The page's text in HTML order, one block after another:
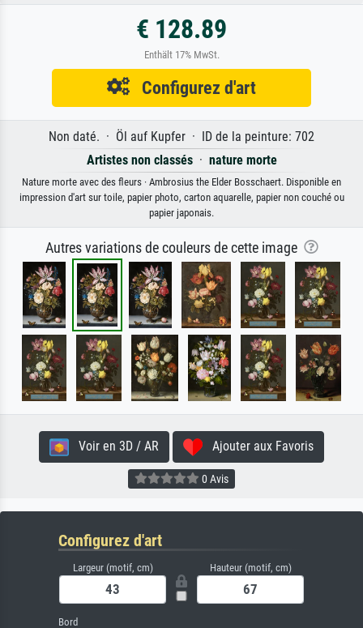
€ 128.89
Enthält 17% MwSt.
Configurez d'art
Non daté. · Öl auf Kupfer · ID de la peinture: 702
Artistes non classés· nature morte
Nature morte avec des fleurs · Ambrosius the Elder Bosschaert. Disponible en
impression d'art sur toile, papier photo, carton aquarelle, papier non couché ou
papier japonais.
Autres variations de couleurs de cette image
Voir en 3D / AR Ajouter aux Favoris
0 Avis
Configurez d'art
Largeur (motif, cm) Hauteur (motif, cm)
Bord